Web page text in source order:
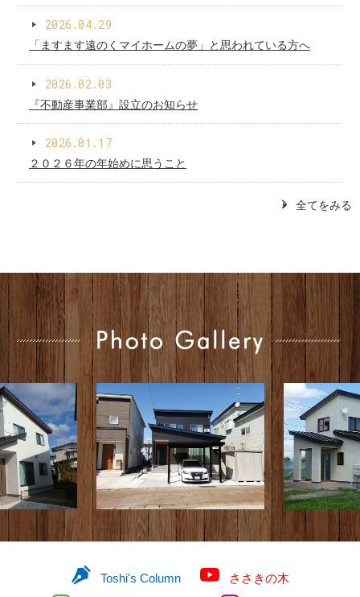
2026.04.29
「ますます遠のくマイホームの夢」と思われている方へ
2026.02.03
『不動産事業部』設立のお知らせ
2026.01.17
２０２６年の年始めに思うこと
秋
県
横
手
全てをみる
Toshi's Column ささきの木